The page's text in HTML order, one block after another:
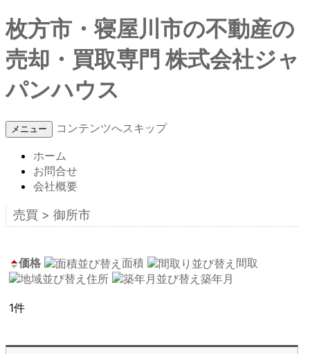
枚方市・寝屋川市の不動産の
売却・買取専門 株式会社ジャ
パンハウス
メニュー
コンテンツへスキップ
ホーム
お問合せ
会社概要
売買 > 御所市
価格 面積
間取
住所
築年月
1件